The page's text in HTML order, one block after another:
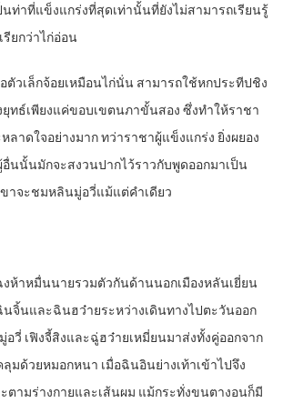
ท่าที่แข็งแกร่งที่สุดเท่านั้นที่ยังไม่สามารถเรียนรู้
ยกว่าไก่อ่อน
ตัวเล็กจ้อยเหมือนไก่นั่น สามารถใช้หกประทีปชิง
ทธ์เพียงแค่ขอบเขตนภาขั้นสอง ซึ่งทำให้ราชา
ลาดใจอย่างมาก ทว่าราชาผู้แข็งแกร่ง ยิ่งผยอง
นนั้นมักจะสงวนปากไว้ราวกับพูดออกมาเป็น
าจะชมหลินมู่อวี่แม้แต่คำเดียว
งห้าหมื่นนายรวมตัวกันด้านนอกเมืองหลันเยี่ยน
จิ้นและฉินฮว๋ายระหว่างเดินทางไปตะวันออก
วี่ เฟิงจี้สิงและฉู่ฮว๋ายเหมี่ยนมาส่งทั้งคู่ออกจาก
มด้วยหมอกหนา เมื่อฉินอินย่างเท้าเข้าไปจึง
ตามร่างกายและเส้นผม แม้กระทั่งขนตางอนก็มี